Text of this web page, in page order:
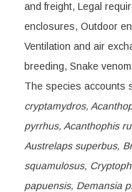
and freight, Legal
enclosures, Outdoor
Ventilation and air
breeding, Snake
The species accounts
cryptamydros,
pyrrhus, Acanthophis
Austrelaps superbus,
squamulosus,
papuensis, Demansia